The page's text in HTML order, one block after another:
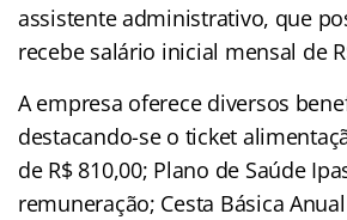
assistente administrativo, que
recebe salário inicial mensal de
A empresa oferece diversos
destacando-se o ticket
de R$ 810,00; Plano de Saúde
remuneração; Cesta Básica